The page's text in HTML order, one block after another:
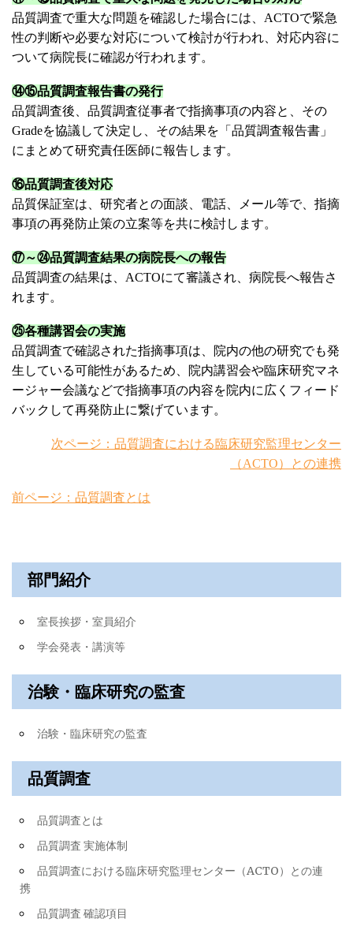
品質調査で重大な問題を確認した場合には、ACTOで緊急
性の判断や必要な対応について検討が行われ、対応内容に
ついて病院長に確認が行われます。
⑭⑮品質調査報告書の発行
品質調査後、品質調査従事者で指摘事項の内容と、その
Gradeを協議して決定し、その結果を「品質調査報告書」
にまとめて研究責任医師に報告します。
⑯品質調査後対応
品質保証室は、研究者との面談、電話、メール等で、指摘
事項の再発防止策の立案等を共に検討します。
⑰～㉔品質調査結果の病院長への報告
品質調査の結果は、ACTOにて審議され、病院長へ報告さ
れます。
㉕各種講習会の実施
品質調査で確認された指摘事項は、院内の他の研究でも発
生している可能性があるため、院内講習会や臨床研究マネ
ージャー会議などで指摘事項の内容を院内に広くフィード
バックして再発防止に繋げています。
次ページ：品質調査における臨床研究監理センター
（ACTO）との連携
前ページ：品質調査とは
部門紹介
室長挨拶・室員紹介
学会発表・講演等
治験・臨床研究の監査
治験・臨床研究の監査
品質調査
品質調査とは
品質調査 実施体制
品質調査における臨床研究監理センター（ACTO）との連
携
品質調査 確認項目